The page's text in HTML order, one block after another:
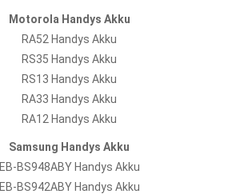
Motorola Handys Akku
RA52 Handys Akku
RS35 Handys Akku
RS13 Handys Akku
RA33 Handys Akku
RA12 Handys Akku
Samsung Handys Akku
EB-BS948ABY Handys Akku
EB-BS942ABY Handys Akku